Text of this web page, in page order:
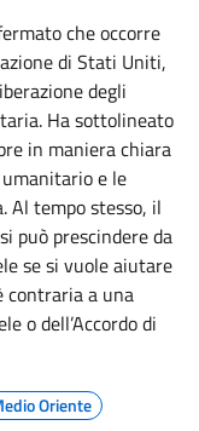
che occorre
di Stati Uniti,
degli
Ha sottolineato
in maniera chiara
umanitario e le
Al tempo stesso, il
può prescindere da
se si vuole aiutare
contraria a una
o dell’Accordo di
Oriente